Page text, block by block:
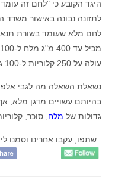
היגד הקובע כי "לחם זה
לתזונה נבונה באישור משרד
עולה על 250 קלוריות ל-100 גרם.
נשאלת השאלה מה לגבי
בהיותם עשויים מדגן מלא,
גדולות של מלח , סוכר,
שתפו, עקבו אחרינו וסמנו